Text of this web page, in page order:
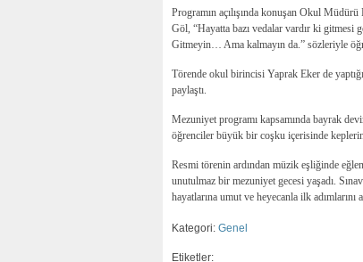
Programın açılışında konuşan Okul
Göl, “Hayatta bazı vedalar vardır ki gitmesi
Gitmeyin… Ama kalmayın da.” sözleriyle
Törende okul birincisi Yaprak Eker de
paylaştı.
Mezuniyet programı kapsamında bayrak
öğrenciler büyük bir coşku içerisinde
Resmi törenin ardından müzik eşliğinde
unutulmaz bir mezuniyet gecesi yaşadı.
hayatlarına umut ve heyecanla ilk adımlarını
Kategori: Genel
Etiketler: